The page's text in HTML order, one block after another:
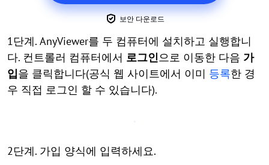
보안 다운로드
1단계. AnyViewer를 두 컴퓨터에 설치하고 실행합니
다. 컨트롤러 컴퓨터에서 로그인으로 이동한 다음 가
입을 클릭합니다(공식 웹 사이트에서 이미 등록한 경
우 직접 로그인 할 수 있습니다).
2단계. 가입 양식에 입력하세요.